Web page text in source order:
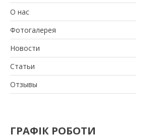
О нас
Фотогалерея
Новости
Статьи
Отзывы
ГРАФІК РОБОТИ